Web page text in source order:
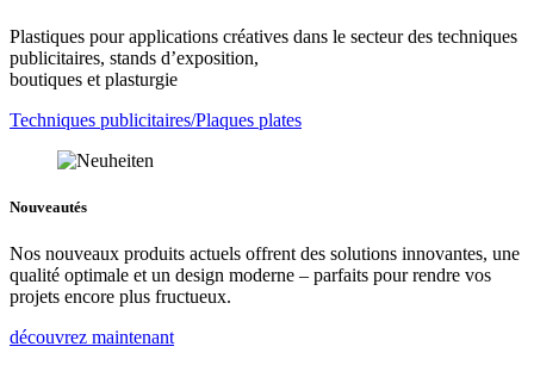
Plastiques pour applications créatives dans le secteur des techniques
publicitaires, stands d’exposition,
boutiques et plasturgie
Techniques publicitaires/Plaques plates
Nouveautés
Nos nouveaux produits actuels offrent des solutions innovantes, une
qualité optimale et un design moderne – parfaits pour rendre vos
projets encore plus fructueux.
découvrez maintenant